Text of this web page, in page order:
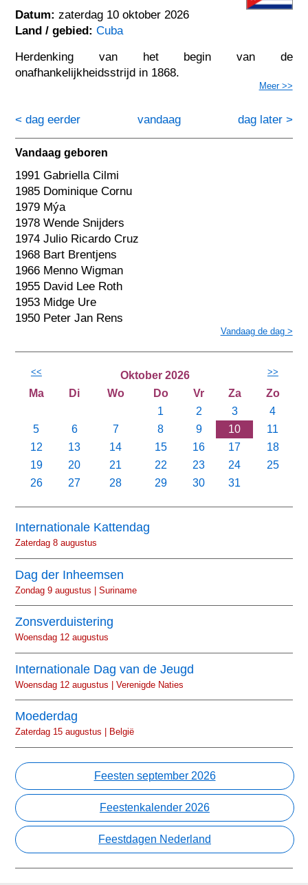
Datum: zaterdag 10 oktober 2026
Land / gebied: Cuba
Herdenking van het begin van de
onafhankelijkheidsstrijd in 1868.
Meer >>
< dag eerder dag later >
vandaag
Vandaag geboren
1991 Gabriella Cilmi
1985 Dominique Cornu
1979 Mýa
1978 Wende Snijders
1974 Julio Ricardo Cruz
1968 Bart Brentjens
1966 Menno Wigman
1955 David Lee Roth
1953 Midge Ure
1950 Peter Jan Rens
Vandaag de dag >
<< Oktober 2026 >>
Ma Di Wo Do Vr Za
Zo
1
2 3
4
5
6 7 8 9 10
11
12
13 14 15 16 17
18
19
20 21 22 23 24
25
26
27 28 29 30 31
Internationale Kattendag
Zaterdag 8 augustus
Dag der Inheemsen
Zondag 9 augustus | Suriname
Zonsverduistering
Woensdag 12 augustus
Internationale Dag van de Jeugd
Woensdag 12 augustus | Verenigde Naties
Moederdag
Zaterdag 15 augustus | België
Feesten september 2026
Feestenkalender 2026
Feestdagen Nederland